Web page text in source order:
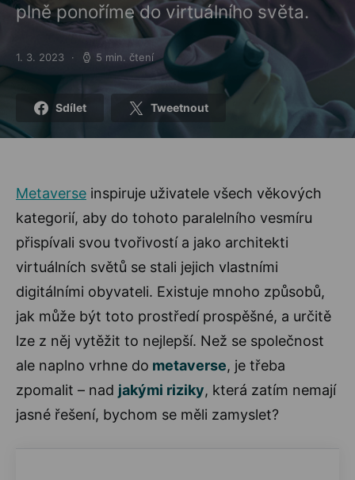
plně ponoříme do virtuálního světa.
Posted on
1. 3. 2023 5 min. čtení
Sdílet Tweetnout
Metaverse inspiruje uživatele všech věkových
kategorií, aby do tohoto paralelního vesmíru
přispívali svou tvořivostí a jako architekti
virtuálních světů se stali jejich vlastními
digitálními obyvateli. Existuje mnoho způsobů,
jak může být toto prostředí prospěšné, a určitě
lze z něj vytěžit to nejlepší. Než se společnost
ale naplno vrhne do metaverse, je třeba
zpomalit – nad jakými riziky, která zatím nemají
jasné řešení, bychom se měli zamyslet?